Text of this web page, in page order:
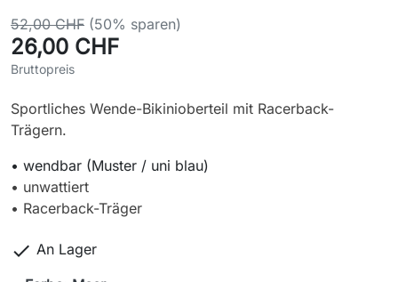
52,00 CHF (50% sparen)
26,00 CHF
Bruttopreis
Sportliches Wende-Bikinioberteil mit Racerback-
Trägern.
• wendbar (Muster / uni blau)
• unwattiert
• Racerback-Träger
 An Lager